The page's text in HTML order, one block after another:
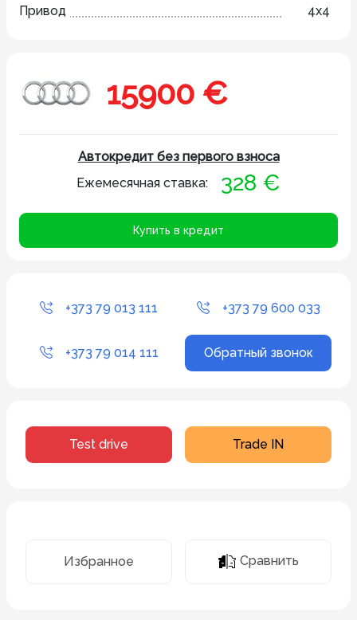
Привод
4x4
15900 €
Автокредит без первого взноса
Ежемесячная ставка:
328 €
Купить в кредит
+373 79 013 111 +373 79 600 033
+373 79 014 111 Обратный звонок
Test drive Trade IN
Избранное Сравнить